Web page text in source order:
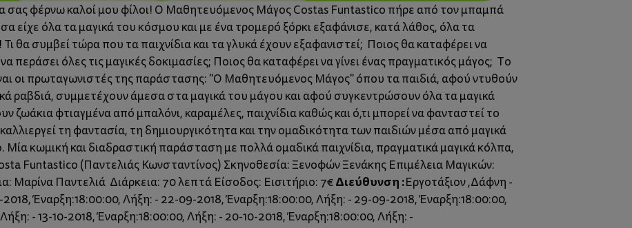
σας φέρνω καλοί μου φίλοι! Ο Μαθητευόμενος Μάγος Costas Funtastico πήρε από τον μπαμπά
είχε όλα τα μαγικά του κόσμου και με ένα τρομερό ξόρκι εξαφάνισε, κατά λάθος, όλα τα
θα συμβεί τώρα που τα παιχνίδια και τα γλυκά έχουν εξαφανιστεί; Ποιος θα καταφέρει να
όλες τις μαγικές δοκιμασίες; Ποιος θα καταφέρει να γίνει ένας πραγματικός μάγος; Το
οι πρωταγωνιστές της παράστασης: "Ο Μαθητευόμενος Μάγος" όπου τα παιδιά, αφού ντυθούν
ραβδιά, συμμετέχουν άμεσα στα μαγικά του μάγου και αφού συγκεντρώσουν όλα τα μαγικά
ζωάκια φτιαγμένα από μπαλόνι, καραμέλες, παιχνίδια καθώς και ό,τι μπορεί να φανταστεί το
τη φαντασία, τη δημιουργικότητα και την ομαδικότητα των παιδιών μέσα από μαγικά
Μία κωμική και διαδραστική παράσταση με πολλά ομαδικά παιχνίδια, πραγματικά μαγικά κόλπα,
Funtastico (Παντελιάς Κωνσταντίνος) Σκηνοθεσία: Ξενοφών Ξενάκης Επιμέλεια Μαγικών:
Μαρίνα Παντελιά Διάρκεια: 70 λεπτά Είσοδος: Εισιτήριο: 7€Διεύθυνση :Εργοτάξιον ,Δάφνη -
2018, Έναρξη:18:00:00, Λήξη: - 22-09-2018, Έναρξη:18:00:00, Λήξη: - 29-09-2018, Έναρξη:18:00:00,
- 13-10-2018, Έναρξη:18:00:00, Λήξη: - 20-10-2018, Έναρξη:18:00:00, Λήξη: -